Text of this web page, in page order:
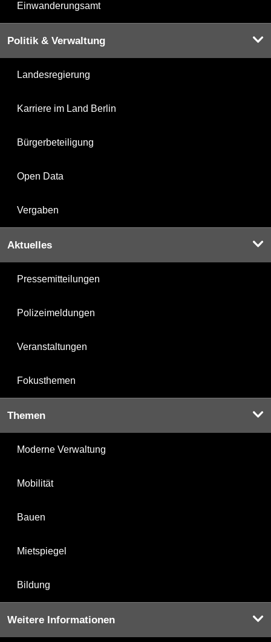
Einwanderungsamt
Politik & Verwaltung
Landesregierung
Karriere im Land Berlin
Bürgerbeteiligung
Open Data
Vergaben
Aktuelles
Pressemitteilungen
Polizeimeldungen
Veranstaltungen
Fokusthemen
Themen
Moderne Verwaltung
Mobilität
Bauen
Mietspiegel
Bildung
Weitere Informationen